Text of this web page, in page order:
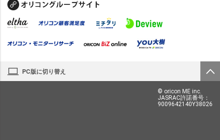
PC版に切り替え
© oricon ME inc.
JASRAC許諾番号：
9009642140Y38026